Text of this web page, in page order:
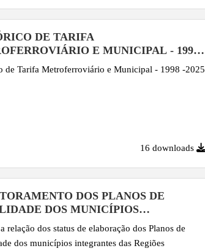
DE TARIFA
E MUNICIPAL - 1998
de Tarifa Metroferroviário e Municipal - 1998 -2025
16 downloads
DOS PLANOS DE
DOS MUNICÍPIOS
DAS...
relação dos status de elaboração dos Planos de
dos municípios integrantes das Regiões